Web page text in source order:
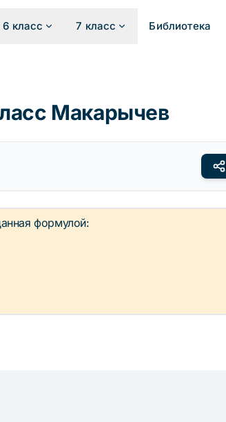
6 класс 7 класс Библиотека
Макарычев
формулой: